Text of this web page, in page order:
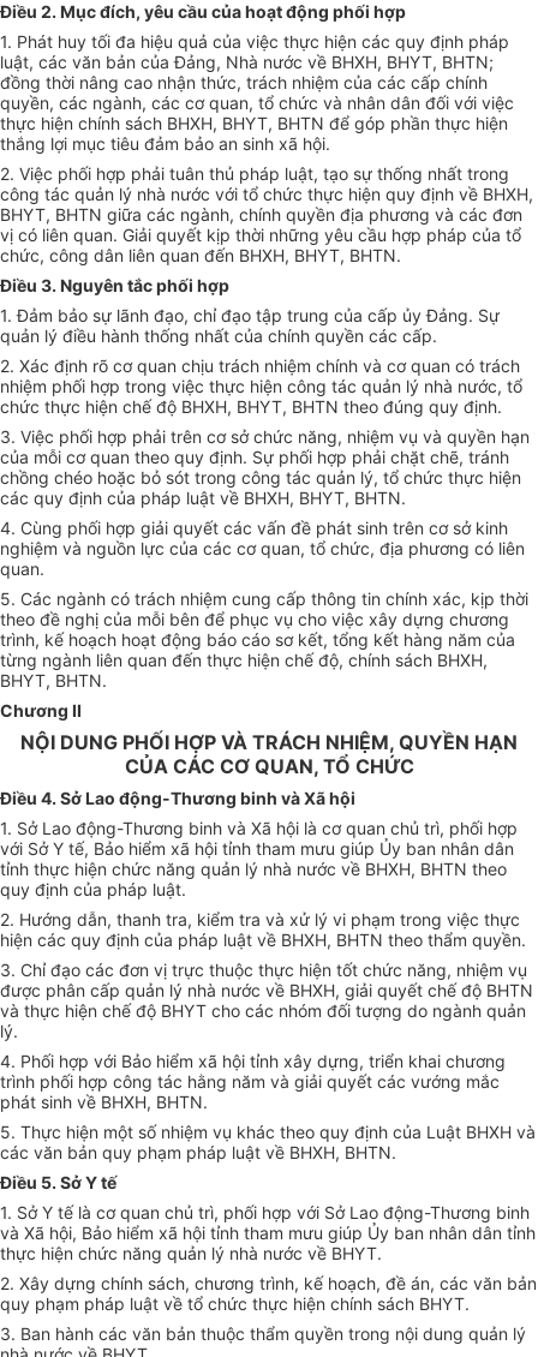
Điều 2. Mục đích, yêu cầu của hoạt động phối hợp
1. Phát huy tối đa hiệu quả của việc thực hiện các quy định pháp
luật, các văn bản của Đảng, Nhà nước về BHXH, BHYT, BHTN;
đồng thời nâng cao nhận thức, trách nhiệm của các cấp chính
quyền, các ngành, các cơ quan, tổ chức và nhân dân đối với việc
thực hiện chính sách BHXH, BHYT, BHTN để góp phần thực hiện
thắng lợi mục tiêu đảm bảo an sinh xã hội.
2. Việc phối hợp phải tuân thủ pháp luật, tạo sự thống nhất trong
công tác quản lý nhà nước với tổ chức thực hiện quy định về BHXH,
BHYT, BHTN giữa các ngành, chính quyền địa phương và các đơn
vị có liên quan. Giải quyết kịp thời những yêu cầu hợp pháp của tổ
chức, công dân liên quan đến BHXH, BHYT, BHTN.
Điều 3. Nguyên tắc phối hợp
1. Đảm bảo sự lãnh đạo, chỉ đạo tập trung của cấp ủy Đảng. Sự
quản lý điều hành thống nhất của chính quyền các cấp.
2. Xác định rõ cơ quan chịu trách nhiệm chính và cơ quan có trách
nhiệm phối hợp trong việc thực hiện công tác quản lý nhà nước, tổ
chức thực hiện chế độ BHXH, BHYT, BHTN theo đúng quy định.
3. Việc phối hợp phải trên cơ sở chức năng, nhiệm vụ và quyền hạn
của mỗi cơ quan theo quy định. Sự phối hợp phải chặt chẽ, tránh
chồng chéo hoặc bỏ sót trong công tác quản lý, tổ chức thực hiện
các quy định của pháp luật về BHXH, BHYT, BHTN.
4. Cùng phối hợp giải quyết các vấn đề phát sinh trên cơ sở kinh
nghiệm và nguồn lực của các cơ quan, tổ chức, địa phương có liên
quan.
5. Các ngành có trách nhiệm cung cấp thông tin chính xác, kịp thời
theo đề nghị của mỗi bên để phục vụ cho việc xây dựng chương
trình, kế hoạch hoạt động báo cáo sơ kết, tổng kết hàng năm của
từng ngành liên quan đến thực hiện chế độ, chính sách BHXH,
BHYT, BHTN.
Chương II
NỘI DUNG PHỐI HỢP VÀ TRÁCH NHIỆM, QUYỀN HẠN
CỦA CÁC CƠ QUAN, TỔ CHỨC
Điều 4. Sở Lao động-Thương binh và Xã hội
1. Sở Lao động-Thương binh và Xã hội là cơ quan chủ trì, phối hợp
với Sở Y tế, Bảo hiểm xã hội tỉnh tham mưu giúp Ủy ban nhân dân
tỉnh thực hiện chức năng quản lý nhà nước về BHXH, BHTN theo
quy định của pháp luật.
2. Hướng dẫn, thanh tra, kiểm tra và xử lý vi phạm trong việc thực
hiện các quy định của pháp luật về BHXH, BHTN theo thẩm quyền.
3. Chỉ đạo các đơn vị trực thuộc thực hiện tốt chức năng, nhiệm vụ
được phân cấp quản lý nhà nước về BHXH, giải quyết chế độ BHTN
và thực hiện chế độ BHYT cho các nhóm đối tượng do ngành quản
lý.
4. Phối hợp với Bảo hiểm xã hội tỉnh xây dựng, triển khai chương
trình phối hợp công tác hằng năm và giải quyết các vướng mắc
phát sinh về BHXH, BHTN.
5. Thực hiện một số nhiệm vụ khác theo quy định của Luật BHXH và
các văn bản quy phạm pháp luật về BHXH, BHTN.
Điều 5. Sở Y tế
1. Sở Y tế là cơ quan chủ trì, phối hợp với Sở Lao động-Thương binh
và Xã hội, Bảo hiểm xã hội tỉnh tham mưu giúp Ủy ban nhân dân tỉnh
thực hiện chức năng quản lý nhà nước về BHYT.
2. Xây dựng chính sách, chương trình, kế hoạch, đề án, các văn bản
quy phạm pháp luật về tổ chức thực hiện chính sách BHYT.
3. Ban hành các văn bản thuộc thẩm quyền trong nội dung quản lý